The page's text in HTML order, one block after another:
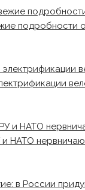
подробности
и НАТО